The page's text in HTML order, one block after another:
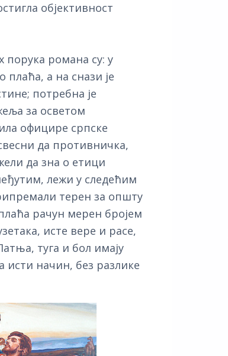
објективност
порука романа су: у
а на снази је
потребна је
за осветом
официре српске
да противничка,
да зна о етици
лежи у следећим
терен за општу
рачун мерен бројем
исте вере и расе,
туга и бол имају
исти начин, без разлике